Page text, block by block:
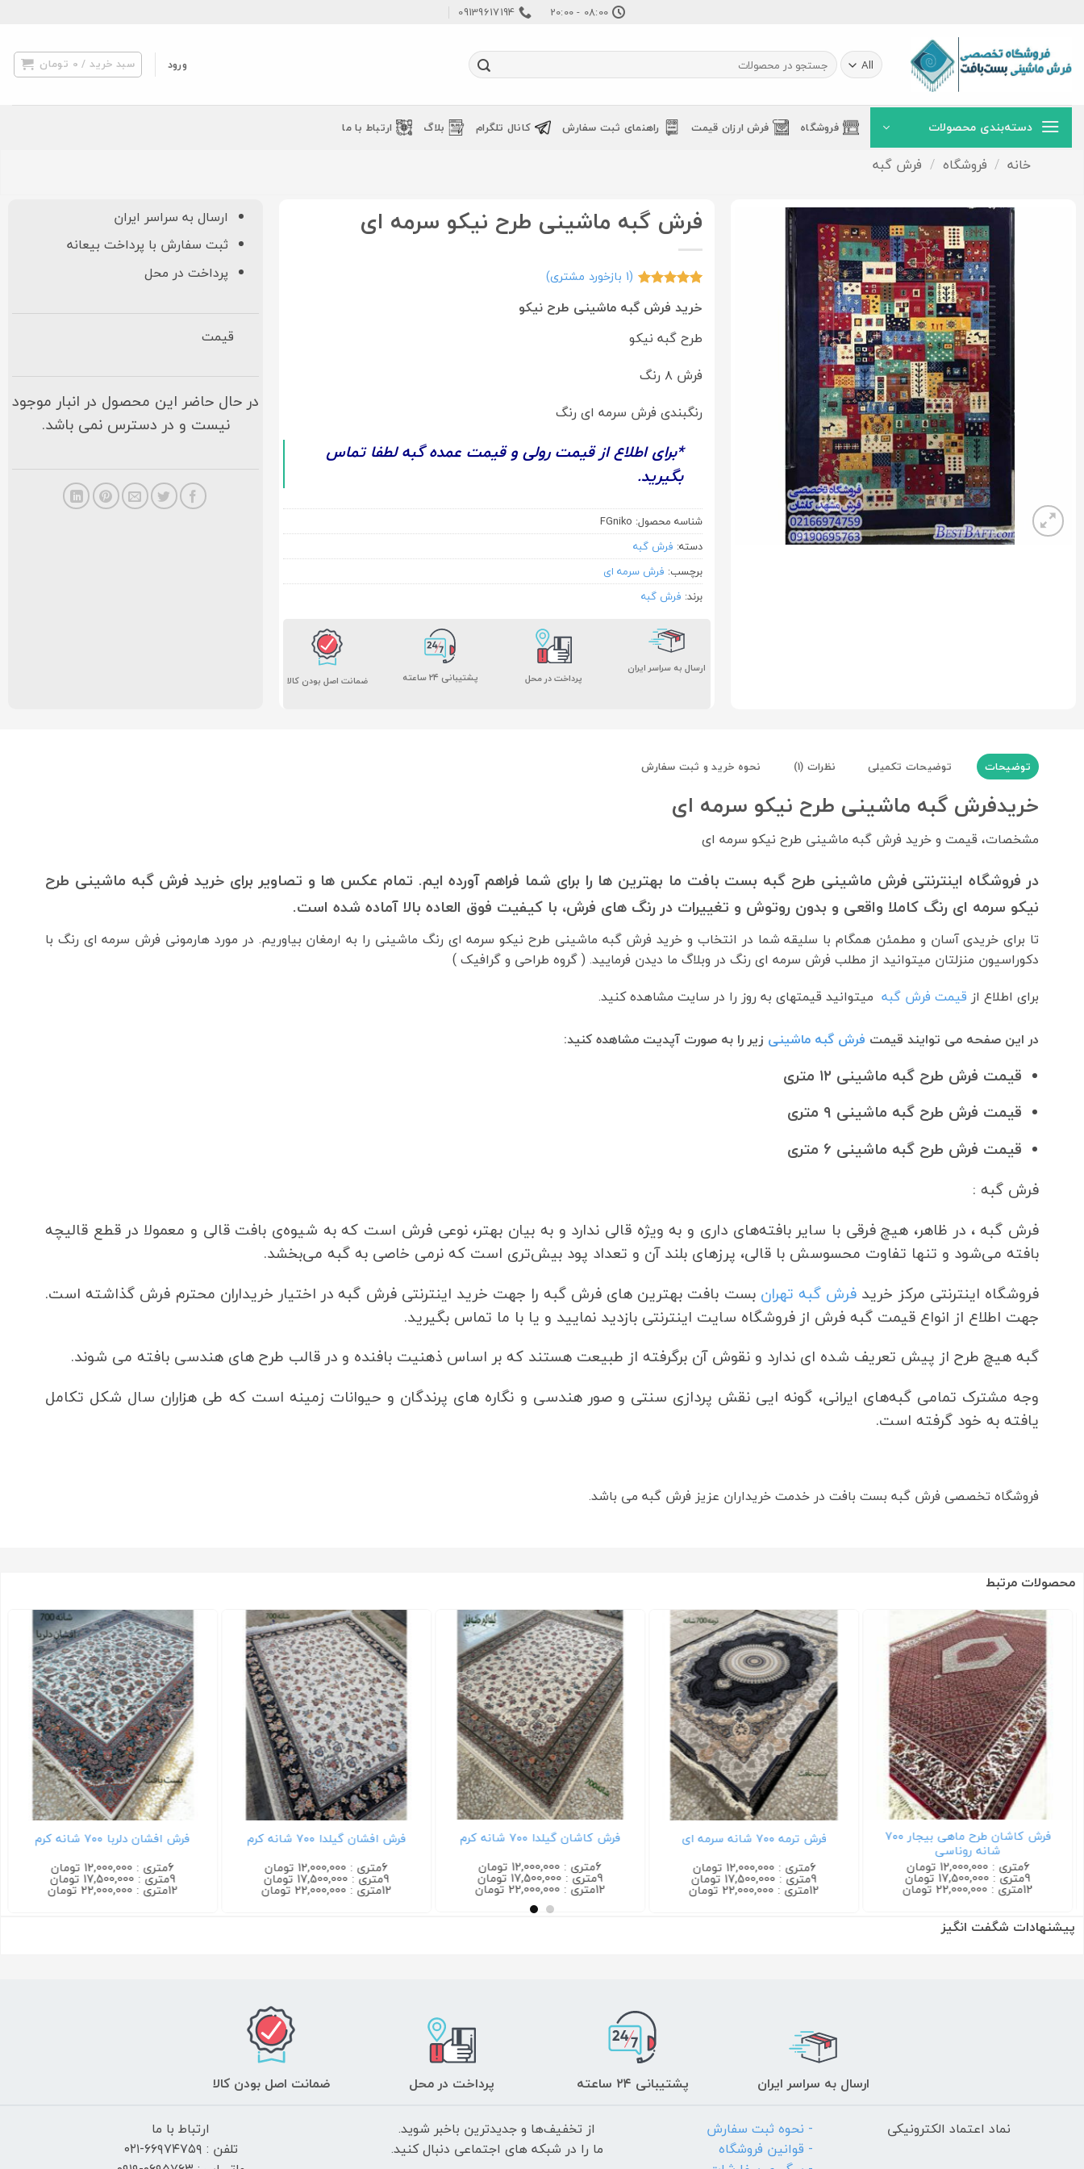
content
08:00 - 20:00
09139617194
جستجو
برای:
ورود سبد خرید / 0 تومان
دسته‌بندی محصولات فروشگاه فرش ارزان قیمت راهنمای ثبت سفارش کانال تلگرام بلاگ ارتباط با ما
خانه / فروشگاه / فرش گبه
فرش گبه ماشینی طرح نیکو سرمه ای
از 5 در
مشتری
(
1 بازخورد مشتری)
خرید فرش گبه ماشینی طرح نیکو
طرح گبه نیکو
فرش ۸ رنگ
رنگبندی فرش سرمه ای رنگ
*برای اطلاع از قیمت رولی و قیمت عمده گبه لطفا تماس
بگیرید.
شناسه محصول: FGniko
دسته: فرش گبه
برچسب: فرش سرمه ای
برند: فرش گبه
ارسال به سراسر ایران
پرداخت در محل پشتیبانی ۲۴ ساعته ضمانت اصل بودن کالا
ارسال به سراسر ایران
ثبت سفارش با پرداخت بیعانه
پرداخت در محل
قیمت
در حال حاضر این محصول در انبار موجود
نیست و در دسترس نمی باشد.
توضیحات توضیحات تکمیلی نظرات (1) نحوه خرید و ثبت سفارش
خریدفرش گبه ماشینی طرح نیکو سرمه ای
مشخصات، قیمت و خرید فرش گبه ماشینی طرح نیکو سرمه ای
در فروشگاه اینترنتی فرش ماشینی طرح گبه بست بافت ما بهترین ها را برای شما فراهم آورده ایم. تمام عکس ها و تصاویر برای خرید فرش گبه ماشینی طرح
نیکو سرمه ای رنگ کاملا واقعی و بدون روتوش و تغییرات در رنگ های فرش، با کیفیت فوق العاده بالا آماده شده است.
تا برای خریدی آسان و مطمئن همگام با سلیقه شما در انتخاب و خرید فرش گبه ماشینی طرح نیکو سرمه ای رنگ ماشینی را به ارمغان بیاوریم. در مورد هارمونی فرش سرمه ای رنگ با
دکوراسیون منزلتان میتوانید از مطلب فرش سرمه ای رنگ در وبلاگ ما دیدن فرمایید. ( گروه طراحی و گرافیک )
برای اطلاع از قیمت فرش گبه میتوانید قیمتهای به روز را در سایت مشاهده کنید.
در این صفحه می توایند قیمت فرش گبه ماشینی زیر را به صورت آپدیت مشاهده کنید:
قیمت فرش طرح گبه ماشینی ۱۲ متری
قیمت فرش طرح گبه ماشینی ۹ متری
قیمت فرش طرح گبه ماشینی ۶ متری
فرش گبه :
فرش گبه ، در ظاهر، هیچ فرقی با سایر بافته‌های داری و به ویژه قالی ندارد و به بیان بهتر، نوعی فرش است که به شیوه‌ی بافت قالی و معمولا در قطع قالیچه
بافته می‌شود و تنها تفاوت محسوسش با قالی، پرزهای بلند آن و تعداد پود بیش‌تری است که نرمی خاصی به گبه می‌بخشد.
فروشگاه اینترنتی مرکز خرید فرش گبه تهران بست بافت بهترین های فرش گبه را جهت خرید اینترنتی فرش گبه در اختیار خریداران محترم فرش گذاشته است.
جهت اطلاع از انواع قیمت گبه فرش از فروشگاه سایت اینترنتی بازدید نمایید و یا با ما تماس بگیرید.
گبه هیچ طرح از پیش تعریف شده ای ندارد و نقوش آن برگرفته از طبیعت هستند که بر اساس ذهنیت بافنده و در قالب طرح های هندسی بافته می شوند.
وجه‌ مشترک تمامی گبه‌های ایرانی، گونه‌ ایی نقش پردازی سنتی و صور هندسی و نگاره‌ های پرندگان و حیوانات زمینه است که طی هزاران سال شکل تکامل
یافته به خود گرفته است.
فروشگاه تخصصی فرش گبه بست بافت در خدمت خریداران عزیز فرش گبه می باشد.
محصولات مرتبط
فرش کاشان طرح ماهی بیجار ۷۰۰
شانه روناسی
6متری : 12,000,000 تومان
9متری : 17,500,000 تومان
12متری : 22,000,000 تومان
فرش ترمه ۷۰۰ شانه سرمه ای
6متری : 12,000,000 تومان
9متری : 17,500,000 تومان
12متری : 22,000,000 تومان
فرش کاشان گیلدا ۷۰۰ شانه کرم
6متری : 12,000,000 تومان
9متری : 17,500,000 تومان
12متری : 22,000,000 تومان
فرش افشان گیلدا ۷۰۰ شانه کرم
6متری : 12,000,000 تومان
9متری : 17,500,000 تومان
12متری : 22,000,000 تومان
فرش افشان دلربا ۷۰۰ شانه کرم
6متری : 12,000,000 تومان
9متری : 17,500,000 تومان
12متری : 22,000,000 تومان
پیشنهادات شگفت انگیز
ارسال به سراسر ایران پشتیبانی ۲۴ ساعته پرداخت در محل
ضمانت اصل بودن کالا
نماد اعتماد الکترونیکی
- نحوه ثبت سفارش
- قوانین فروشگاه
از تخفیف‌ها و جدیدترین‌ باخبر شوید.
ما را در شبکه های اجتماعی دنبال کنید.
ارتباط با ما
تلفن : ۶۶۹۷۴۷۵۹-۰۲۱